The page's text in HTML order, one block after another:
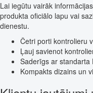
Lai iegūtu vairāk
produkta oficiālo lapu vai
dienestu.
Četri porti kontrolieru
Ļauj savienot
Saderīgs ar standarta
Kompakts dizains un